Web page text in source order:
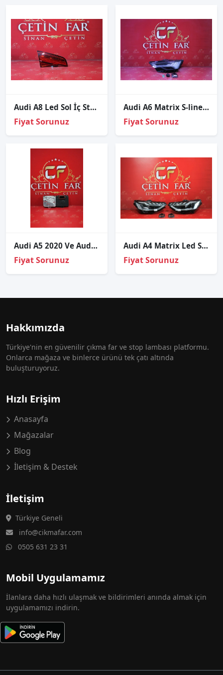
Audi̇ A8 Led Sol İç Stop Sıfır Ulo 4h0945093k
Fiyat Sorunuz
Audi̇ A6 Matri̇x S-li̇ne Orji̇nal Sol Far Hatasiz Dolu 2022-2023
Fiyat Sorunuz
Audi A5 2020 Ve Audi Q7 2017 Led Beyni
Fiyat Sorunuz
Audi A4 Matrix Led Sağ Sol Far Dolu
Fiyat Sorunuz
Hakkımızda
Türkiye'nin en güvenilir çıkma far ve stop lambası platformu.
Onlarca mağaza ve binlerce ürünü tek çatı altında
buluşturuyoruz.
Hızlı Erişim
Anasayfa
Mağazalar
Blog
İletişim & Destek
İletişim
Türkiye Geneli
info@cikmafar.com
0505 631 23 31
Mobil Uygulamamız
İlanlara daha hızlı ulaşmak ve bildirimleri anında almak için
uygulamamızı indirin.